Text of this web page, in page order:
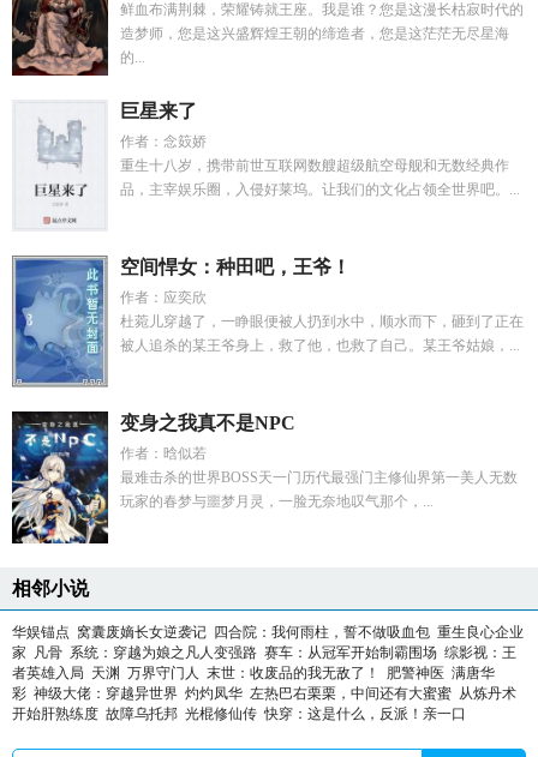
鲜血布满荆棘，荣耀铸就王座。我是谁？您是这漫长枯寂时代的
造梦师，您是这兴盛辉煌王朝的缔造者，您是这茫茫无尽星海
的...
巨星来了
作者：念笯娇
重生十八岁，携带前世互联网数艘超级航空母舰和无数经典作
品，主宰娱乐圈，入侵好莱坞。让我们的文化占领全世界吧。...
空间悍女：种田吧，王爷！
作者：应奕欣
杜菀儿穿越了，一睁眼便被人扔到水中，顺水而下，砸到了正在
被人追杀的某王爷身上，救了他，也救了自己。某王爷姑娘，...
变身之我真不是NPC
作者：晗似若
最难击杀的世界BOSS天一门历代最强门主修仙界第一美人无数
玩家的春梦与噩梦月灵，一脸无奈地叹气那个，...
相邻小说
华娱锚点 窝囊废嫡长女逆袭记 四合院：我何雨柱，誓不做吸血包 重生良心企业
家 凡骨 系统：穿越为娘之凡人变强路 赛车：从冠军开始制霸围场 综影视：王
者英雄入局 天渊 万界守门人 末世：收废品的我无敌了！ 肥警神医 满唐华
彩 神级大佬：穿越异世界 灼灼凤华 左热巴右栗栗，中间还有大蜜蜜 从炼丹术
开始肝熟练度 故障乌托邦 光棍修仙传 快穿：这是什么，反派！亲一口